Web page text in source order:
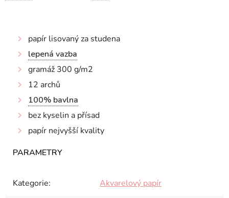
papír lisovaný za studena
lepená vazba
gramáž 300 g/m2
12 archů
100% bavlna
bez kyselin a přísad
papír nejvyšší kvality
Kategorie: Akvarelový papír